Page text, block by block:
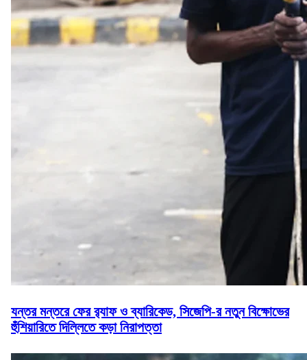
যন্তর মন্তরে ফের র‌্যাফ ও ব্যারিকেড, সিজেপি-র নতুন বিক্ষোভের
হুঁশিয়ারিতে দিল্লিতে কড়া নিরাপত্তা